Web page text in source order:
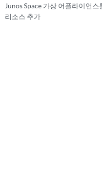
Junos Space 가상 어플라이언스
리소스 추가